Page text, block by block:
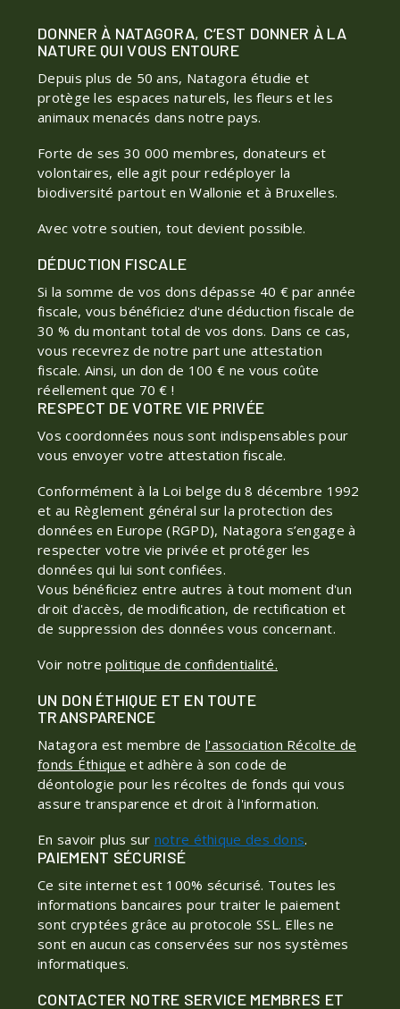
DONNER À NATAGORA, C’EST DONNER À LA
NATURE QUI VOUS ENTOURE
Depuis plus de 50 ans, Natagora étudie et
protège les espaces naturels, les fleurs et les
animaux menacés dans notre pays.
Forte de ses 30 000 membres, donateurs et
volontaires, elle agit pour redéployer la
biodiversité partout en Wallonie et à Bruxelles.
Avec votre soutien, tout devient possible.
DÉDUCTION FISCALE
Si la somme de vos dons dépasse 40 € par année
fiscale, vous bénéficiez d'une déduction fiscale de
30 % du montant total de vos dons. Dans ce cas,
vous recevrez de notre part une attestation
fiscale. Ainsi, un don de 100 € ne vous coûte
réellement que 70 € !
RESPECT DE VOTRE VIE PRIVÉE
Vos coordonnées nous sont indispensables pour
vous envoyer votre attestation fiscale.
Conformément à la Loi belge du 8 décembre 1992
et au Règlement général sur la protection des
données en Europe (RGPD), Natagora s’engage à
respecter votre vie privée et protéger les
données qui lui sont confiées.
Vous bénéficiez entre autres à tout moment d'un
droit d'accès, de modification, de rectification et
de suppression des données vous concernant.
Voir notrepolitique de confidentialité.
UN DON ÉTHIQUE ET EN TOUTE
TRANSPARENCE
Natagora est membre de l'association Récolte de
fonds Éthique et adhère à son code de
déontologie pour les récoltes de fonds qui vous
assure transparence et droit à l'information.
En savoir plus sur notre éthique des dons.
PAIEMENT SÉCURISÉ
Ce site internet est 100% sécurisé. Toutes les
informations bancaires pour traiter le paiement
sont cryptées grâce au protocole SSL. Elles ne
sont en aucun cas conservées sur nos systèmes
informatiques.
CONTACTER NOTRE SERVICE MEMBRES ET